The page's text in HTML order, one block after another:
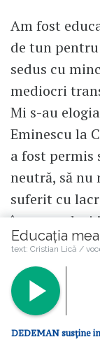
Am fost
de tun
sedus cu
mediocri
Mi s-au
Eminescu la
a fost permis
neutră, să nu
suferit cu
încasa goluri
încurajat să
indolența
vina pe
exterior.
Am fost
Educația
text: Cristian Lică /
DEDEMAN susține